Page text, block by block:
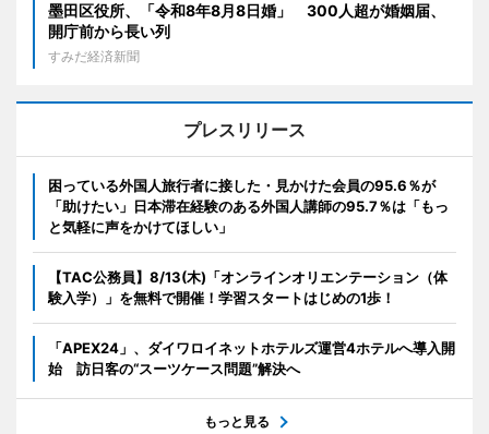
墨田区役所、「令和8年8月8日婚」 300人超が婚姻届、
開庁前から長い列
すみだ経済新聞
プレスリリース
困っている外国人旅行者に接した・見かけた会員の95.6％が
「助けたい」日本滞在経験のある外国人講師の95.7％は「もっ
と気軽に声をかけてほしい」
【TAC公務員】8/13(木)「オンラインオリエンテーション（体
験入学）」を無料で開催！学習スタートはじめの1歩！
「APEX24」、ダイワロイネットホテルズ運営4ホテルへ導入開
始 訪日客の“スーツケース問題”解決へ
もっと見る